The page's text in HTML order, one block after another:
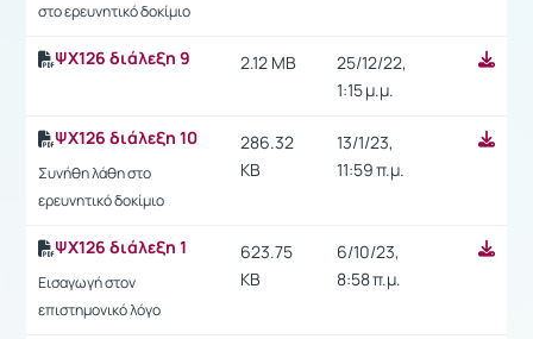
στο ερευνητικό δοκίμιο
ΨΧ126 διάλεξη 9 2.12 MB
25/12/22,
1:15 μ.μ.
ΨΧ126 διάλεξη 10
Συνήθη λάθη στο
ερευνητικό δοκίμιο
286.32
KB
13/1/23,
11:59 π.μ.
ΨΧ126 διάλεξη 1
Εισαγωγή στον
επιστημονικό λόγο
623.75
KB
6/10/23,
8:58 π.μ.